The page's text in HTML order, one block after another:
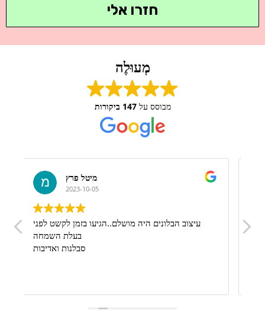
חזרו אלי
מְעוּלֶה
מבוסס על147 ביקורות
דניאל אזולאי
2023-09-13
מןשלםםםם ברמות